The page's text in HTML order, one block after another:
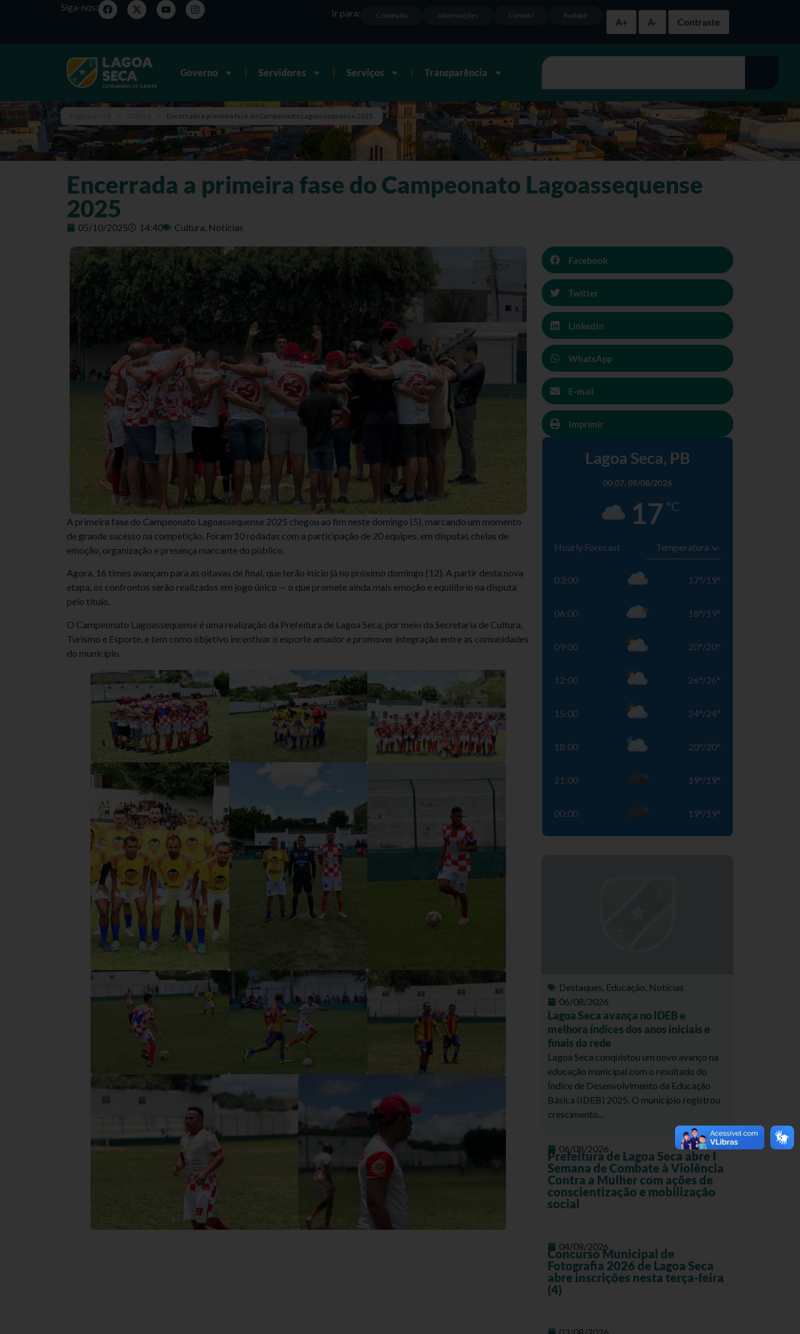
Siga-nos:
A+
A- Contraste
Rodapé
Contato
Informações
Conteúdo
Ir para:
Governo Servidores Serviços Transparência
Encerrada a primeira fase do Campeonato Lagoassequense 2025
Encerrada a primeira fase do Campeonato Lagoassequense
2025
05/10/2025 14:40 Cultura, Notícias
A primeira fase do Campeonato Lagoassequense 2025 chegou ao fim neste domingo (5), marcando um momento
de grande sucesso na competição. Foram 10 rodadas com a participação de 20 equipes, em disputas cheias de
emoção, organização e presença marcante do público.
Agora, 16 times avançam para as oitavas de final, que terão início já no próximo domingo (12). A partir desta nova
etapa, os confrontos serão realizados em jogo único — o que promete ainda mais emoção e equilíbrio na disputa
pelo título.
O Campeonato Lagoassequense é uma realização da Prefeitura de Lagoa Seca, por meio da Secretaria de Cultura,
Turismo e Esporte, e tem como objetivo incentivar o esporte amador e promover integração entre as comunidades
do município.
Facebook
Twitter
LinkedIn
WhatsApp
E-mail
Imprimir
Lagoa Seca, PB
00:07, 08/08/2026
17 °C
Hourly Forecast
03:00 17°/19°
06:00 18°/19°
09:00 20°/20°
12:00 26°/26°
15:00 24°/24°
18:00 20°/20°
21:00 19°/19°
00:00 19°/19°
Destaques, Educação, Notícias
06/08/2026
Lagoa Seca avança no IDEB e
melhora índices dos anos iniciais e
finais da rede
Lagoa Seca conquistou um novo avanço na
educação municipal com o resultado do
Índice de Desenvolvimento da Educação
Básica (IDEB) 2025. O município registrou
crescimento...
06/08/2026
Prefeitura de Lagoa Seca abre I
Semana de Combate à Violência
Contra a Mulher com ações de
conscientização e mobilização
social
04/08/2026
Concurso Municipal de
Fotografia 2026 de Lagoa Seca
abre inscrições nesta terça-feira
(4)